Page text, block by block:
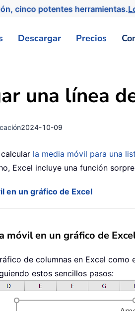
cinco potentes herramientas.
Descargar Precios
una línea
2024-10-09
la media móvil para una
Excel incluye una función
en un gráfico de Excel
móvil en un gráfico de
de columnas en Excel
estos sencillos pasos: